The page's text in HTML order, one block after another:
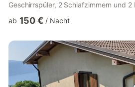
Geschirrspüler, 2 Schlafzimmern und
WLAN, eine Waschmaschine sowie ein
der private Außenbereich mit einer
Balkonen. Ein gemeinsamer
Pool (geöffnet vom 1...
ab 150 € / Nacht